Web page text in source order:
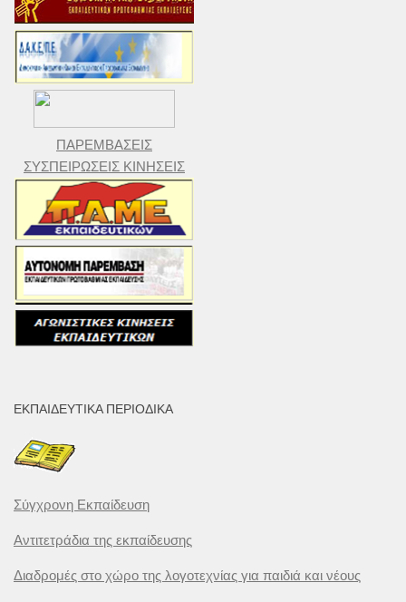
ΠΑΡΕΜΒΑΣΕΙΣ
ΣΥΣΠΕΙΡΩΣΕΙΣ ΚΙΝΗΣΕΙΣ
ΕΚΠΑΙΔΕΥΤΙΚΆ ΠΕΡΙΟΔΙΚΆ
Σύγχρονη Εκπαίδευση
Αντιτετράδια της εκπαίδευσης
Διαδρομές στο χώρο της λογοτεχνίας για παιδιά και νέους